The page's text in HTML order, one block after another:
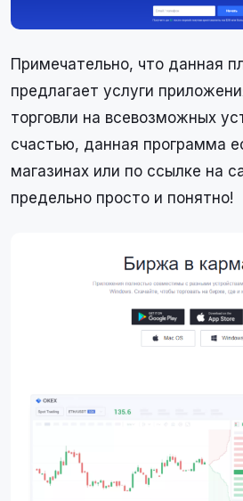
Примечательно, что данная
предлагает услуги
торговли на всевозможных
счастью, данная программа
магазинах или по ссылке на
предельно просто и понятно!